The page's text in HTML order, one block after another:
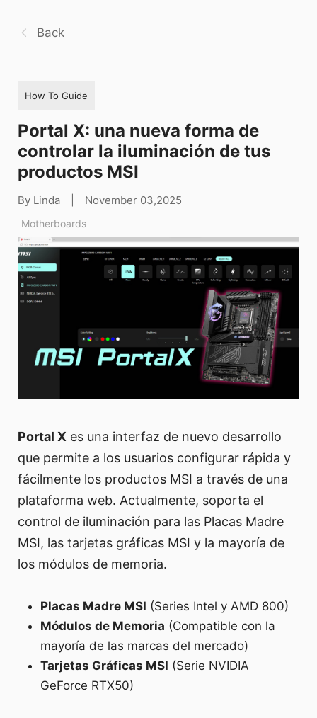
Back
How To Guide
Portal X: una nueva forma de
controlar la iluminación de tus
productos MSI
By Linda November 03,2025
Motherboards
Portal X es una interfaz de nuevo desarrollo
que permite a los usuarios configurar rápida y
fácilmente los productos MSI a través de una
plataforma web. Actualmente, soporta el
control de iluminación para las Placas Madre
MSI, las tarjetas gráficas MSI y la mayoría de
los módulos de memoria.
Placas Madre MSI (Series Intel y AMD 800)
Módulos de Memoria (Compatible con la
mayoría de las marcas del mercado)
Tarjetas Gráficas MSI (Serie NVIDIA
GeForce RTX50)